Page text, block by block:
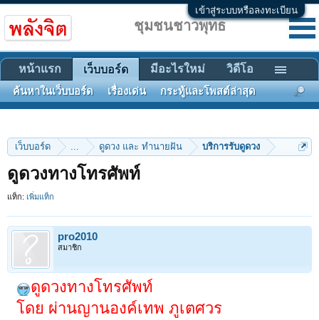
เข้าสู่ระบบหรือลงทะเบียน
เว็บบอร์ด ... ดูดวง และ ทำนายฝัน บริการรับดูดวง
ดูดวงทางโทรศัพท์
แท็ก: เพิ่มแท็ก
pro2010
สมาชิก
ดูดวงทางโทรศัพท์
โดย ผ่านญานองค์เทพ ภูเตศวร
ชุมชนชาวพุทธ
หน้าแรก เว็บบอร์ด
ค้นหาในเว็บบอร์ด เรื่องเด่น กระทู้และโพสต์ล่าสุด
มีอะไรใหม่ วิดีโอ